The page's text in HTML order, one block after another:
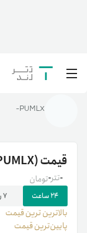
خانه رمزارزها/
PUMLX
PUMLX-
قیمت(PUMLX)
-تومان -تتر
۲۴ ساعت ۷ روز
بالاترین ‌ترین قیمت
پایین‌ترین قیمت